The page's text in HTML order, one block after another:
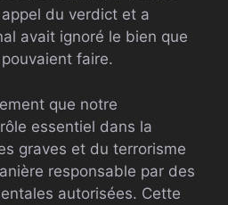
du verdict et a
avait ignoré le bien que
faire.
que notre
essentiel dans la
graves et du terrorisme
responsable par des
autorisées. Cette